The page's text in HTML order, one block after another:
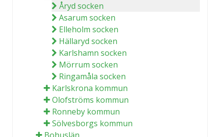
Åryd socken
Asarum socken
Elleholm socken
Hällaryd socken
Karlshamn socken
Mörrum socken
Ringamåla socken
Karlskrona kommun
Olofströms kommun
Ronneby kommun
Sölvesborgs kommun